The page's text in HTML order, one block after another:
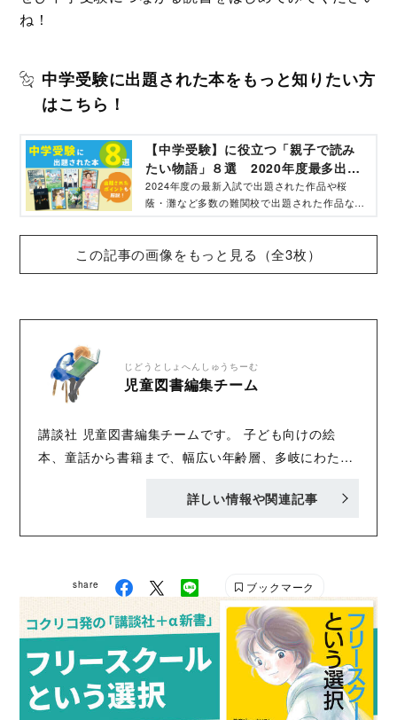
ね！
中学受験に出題された本をもっと知りたい方
はこちら！
【中学受験】に役立つ「親子で読み
たい物語」８選 2020年度最多出題
数を誇る王道作品〜最新出題まで
2024年度の最新入試で出題された作品や桜
蔭・灘など多数の難関校で出題された作品な
紹介！
この記事の画像をもっと見る（全3枚）
じどうとしょへんしゅうちーむ
児童図書編集チーム
講談社 児童図書編集チームです。 子ども向けの絵
本、童話から書籍まで、幅広い年齢層、多岐にわたる
Twitter :@Kodansha_jidou YA! Entertainmentの
詳しい情報や関連記事
share ブックマーク